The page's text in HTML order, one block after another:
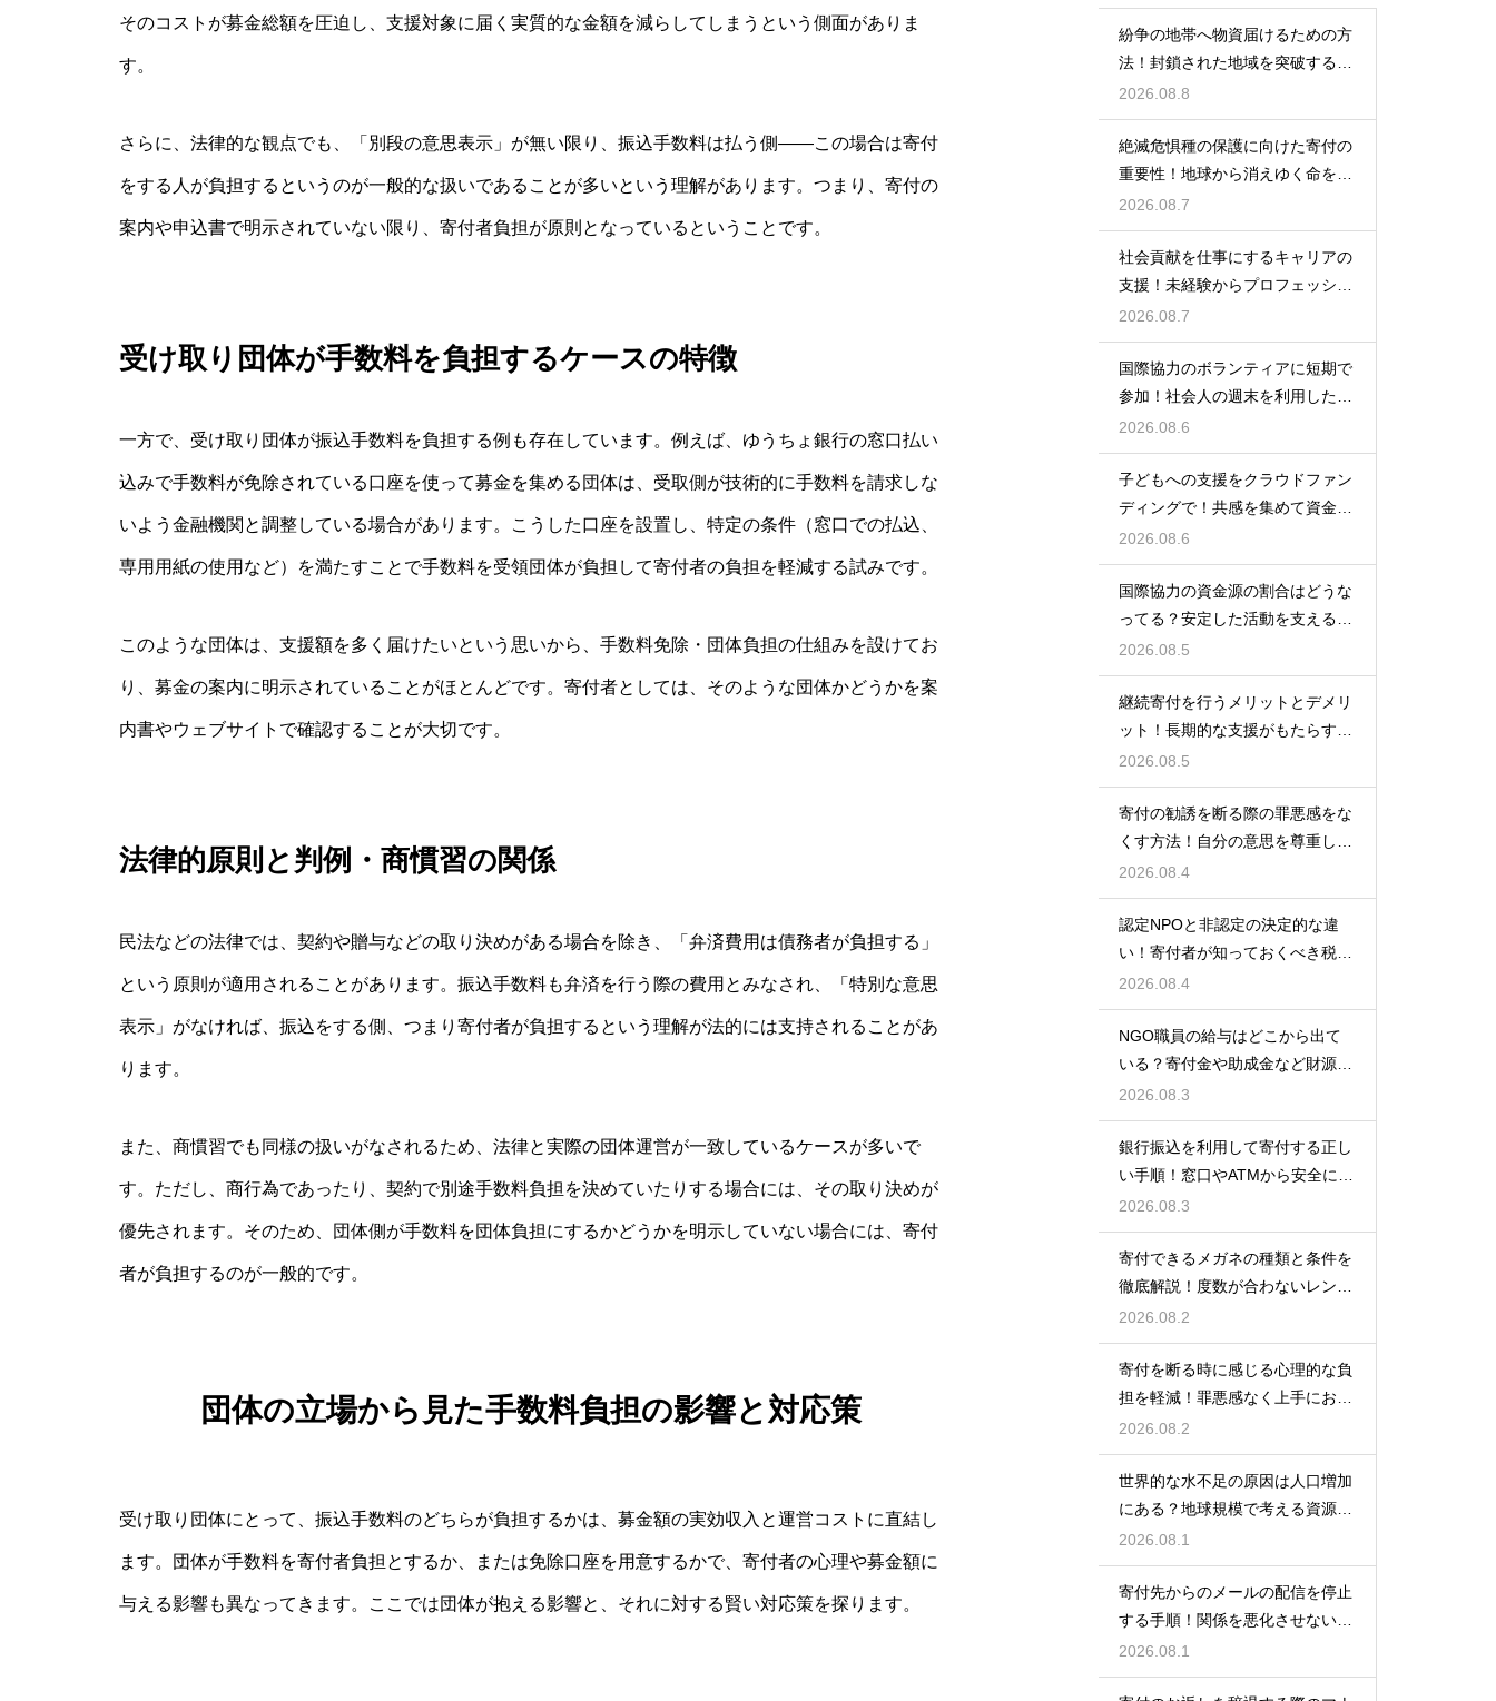
そのコストが募金総額を圧迫し、支援対象に届く実質的な金額を減らしてしまうという側面がありま
す。
さらに、法律的な観点でも、「別段の意思表示」が無い限り、振込手数料は払う側――この場合は寄付
をする人が負担するというのが一般的な扱いであることが多いという理解があります。つまり、寄付の
案内や申込書で明示されていない限り、寄付者負担が原則となっているということです。
受け取り団体が手数料を負担するケースの特徴
一方で、受け取り団体が振込手数料を負担する例も存在しています。例えば、ゆうちょ銀行の窓口払い
込みで手数料が免除されている口座を使って募金を集める団体は、受取側が技術的に手数料を請求しな
いよう金融機関と調整している場合があります。こうした口座を設置し、特定の条件（窓口での払込、
専用用紙の使用など）を満たすことで手数料を受領団体が負担して寄付者の負担を軽減する試みです。
このような団体は、支援額を多く届けたいという思いから、手数料免除・団体負担の仕組みを設けてお
り、募金の案内に明示されていることがほとんどです。寄付者としては、そのような団体かどうかを案
内書やウェブサイトで確認することが大切です。
法律的原則と判例・商慣習の関係
民法などの法律では、契約や贈与などの取り決めがある場合を除き、「弁済費用は債務者が負担する」
という原則が適用されることがあります。振込手数料も弁済を行う際の費用とみなされ、「特別な意思
表示」がなければ、振込をする側、つまり寄付者が負担するという理解が法的には支持されることがあ
ります。
また、商慣習でも同様の扱いがなされるため、法律と実際の団体運営が一致しているケースが多いで
す。ただし、商行為であったり、契約で別途手数料負担を決めていたりする場合には、その取り決めが
優先されます。そのため、団体側が手数料を団体負担にするかどうかを明示していない場合には、寄付
者が負担するのが一般的です。
団体の立場から見た手数料負担の影響と対応策
受け取り団体にとって、振込手数料のどちらが負担するかは、募金額の実効収入と運営コストに直結し
ます。団体が手数料を寄付者負担とするか、または免除口座を用意するかで、寄付者の心理や募金額に
与える影響も異なってきます。ここでは団体が抱える影響と、それに対する賢い対応策を探ります。
紛争の地帯へ物資届けるための方
法！封鎖された地域を突破する決
死の作戦
2026.08.8
絶滅危惧種の保護に向けた寄付の
重要性！地球から消えゆく命を食
い止める
2026.08.7
社会貢献を仕事にするキャリアの
支援！未経験からプロフェッショ
ナルへ
2026.08.7
国際協力のボランティアに短期で
参加！社会人の週末を利用した社
会貢献
2026.08.6
子どもへの支援をクラウドファン
ディングで！共感を集めて資金を
調達する
2026.08.6
国際協力の資金源の割合はどうな
ってる？安定した活動を支えるお
金の裏側
2026.08.5
継続寄付を行うメリットとデメリ
ット！長期的な支援がもたらす影
響を徹底解説
2026.08.5
寄付の勧誘を断る際の罪悪感をな
くす方法！自分の意思を尊重して
丁寧に対応
2026.08.4
認定NPOと非認定の決定的な違
い！寄付者が知っておくべき税の
優遇
2026.08.4
NGO職員の給与はどこから出て
いる？寄付金や助成金など財源の
仕組みを徹底解説
2026.08.3
銀行振込を利用して寄付する正し
い手順！窓口やATMから安全に支
援金を送る方法
2026.08.3
寄付できるメガネの種類と条件を
徹底解説！度数が合わないレンズ
でも大丈夫
2026.08.2
寄付を断る時に感じる心理的な負
担を軽減！罪悪感なく上手にお断
りする
2026.08.2
世界的な水不足の原因は人口増加
にある？地球規模で考える資源と
対策
2026.08.1
寄付先からのメールの配信を停止
する手順！関係を悪化させないス
マートなマナー
2026.08.1